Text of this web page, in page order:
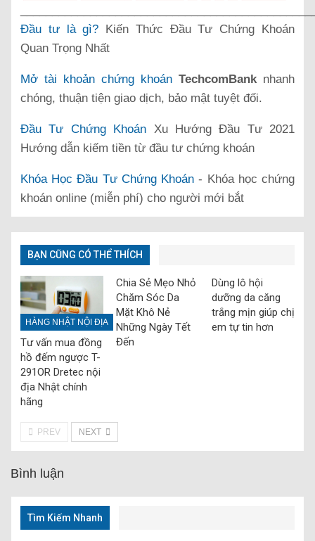
Đầu tư là gì? Kiến Thức Đầu Tư Chứng Khoán
Quan Trọng Nhất
Mở tài khoản chứng khoán TechcomBank nhanh
chóng, thuận tiện giao dịch, bảo mật tuyệt đối.
Đầu Tư Chứng Khoán Xu Hướng Đầu Tư 2021
Hướng dẫn kiếm tiền từ đầu tư chứng khoán
Khóa Học Đầu Tư Chứng Khoán - Khóa học chứng
khoán online (miễn phí) cho người mới bắt
BẠN CŨNG CÓ THỂ THÍCH
HÀNG NHẬT NỘI ĐỊA
Tư vấn mua đồng
hồ đếm ngược T-
291OR Dretec nội
địa Nhật chính
hãng
Chia Sẻ Mẹo Nhỏ
Chăm Sóc Da
Mặt Khô Nẻ
Những Ngày Tết
Đến
Dùng lô hội
dưỡng da căng
trắng mịn giúp chị
em tự tin hơn
PREV NEXT
Bình luận
Tìm Kiếm Nhanh